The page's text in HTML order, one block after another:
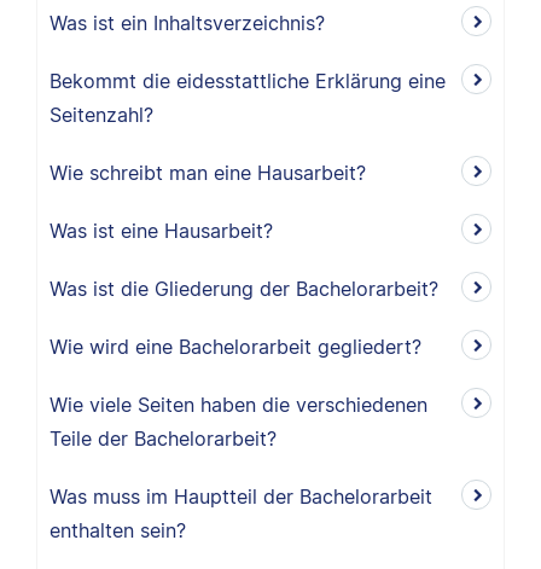
Was ist ein Inhaltsverzeichnis?
Bekommt die eidesstattliche Erklärung eine
Seitenzahl?
Wie schreibt man eine Hausarbeit?
Was ist eine Hausarbeit?
Was ist die Gliederung der Bachelorarbeit?
Wie wird eine Bachelorarbeit gegliedert?
Wie viele Seiten haben die verschiedenen
Teile der Bachelorarbeit?
Was muss im Hauptteil der Bachelorarbeit
enthalten sein?